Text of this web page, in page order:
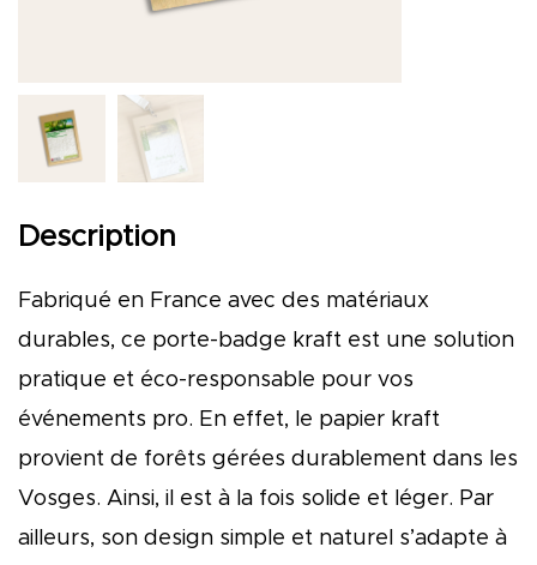
Description
Fabriqué en France avec des matériaux
durables, ce porte-badge kraft est une solution
pratique et éco-responsable pour vos
événements pro. En effet, le papier kraft
provient de forêts gérées durablement dans les
Vosges. Ainsi, il est à la fois solide et léger. Par
ailleurs, son design simple et naturel s’adapte à